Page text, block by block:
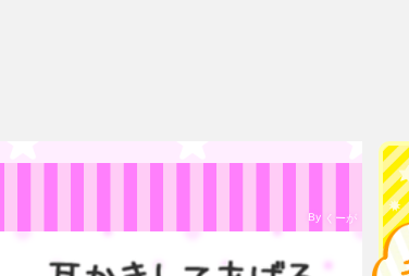
By くーが